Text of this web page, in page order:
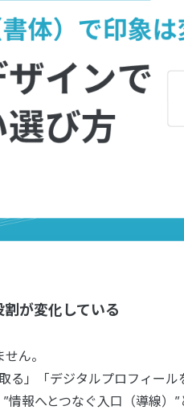
が変化している
ん。
る」「デジタルプロフィー
情報へとつなぐ入口（導線）